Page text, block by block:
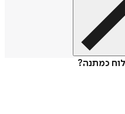
כמתנה?